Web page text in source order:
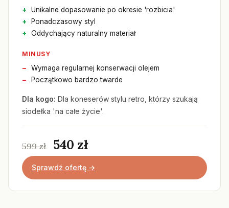
Unikalne dopasowanie po okresie 'rozbicia'
Ponadczasowy styl
Oddychający naturalny materiał
MINUSY
Wymaga regularnej konserwacji olejem
Początkowo bardzo twarde
Dla kogo: Dla koneserów stylu retro, którzy szukają
siodełka 'na całe życie'.
599 zł 540 zł
Sprawdź ofertę →